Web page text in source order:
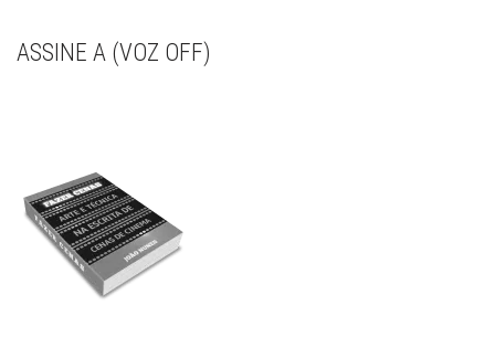
ASSINE A (VOZ OFF)